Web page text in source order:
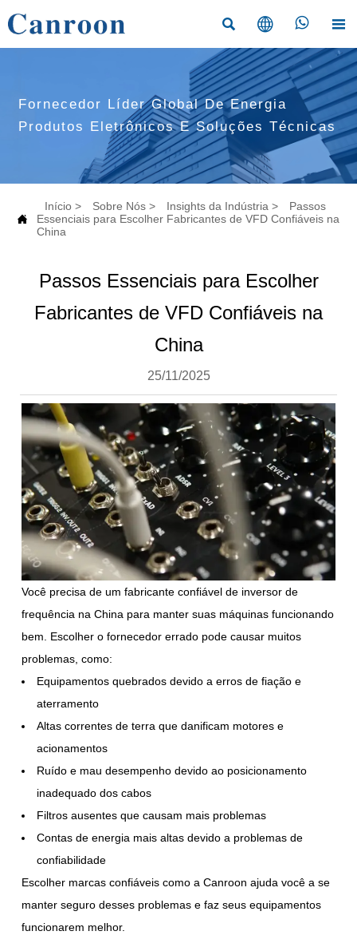
   
Fornecedor Líder Global De Energia
Produtos Eletrônicos E Soluções Técnicas

Início > Sobre Nós > Insights da Indústria >
Passos
Essenciais para Escolher Fabricantes de VFD Confiáveis na
China
Passos Essenciais para Escolher
Fabricantes de VFD Confiáveis na
China
25/11/2025
Você precisa de um fabricante confiável de inversor de
frequência na China para manter suas máquinas funcionando
bem. Escolher o fornecedor errado pode causar muitos
problemas, como:
Equipamentos quebrados devido a erros de fiação e
aterramento
Altas correntes de terra que danificam motores e
acionamentos
Ruído e mau desempenho devido ao posicionamento
inadequado dos cabos
Filtros ausentes que causam mais problemas
Contas de energia mais altas devido a problemas de
confiabilidade
Escolher marcas confiáveis como a Canroon ajuda você a se
manter seguro desses problemas e faz seus equipamentos
funcionarem melhor.